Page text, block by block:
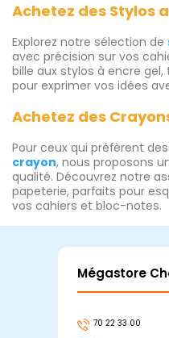
Achetez des Stylos
Explorez notre sélection de
avec précision sur vos
bille aux stylos à encre
pour exprimer vos idées
Achetez des
Pour ceux qui préfèrent
crayon, nous proposons
qualité. Découvrez notre
papeterie, parfaits pour
vos cahiers et bloc-notes.
Mégastore
70 22 33 00